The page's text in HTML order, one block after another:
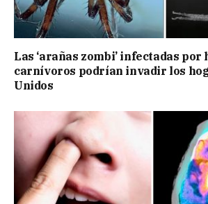
Las ‘arañas zombi’ infectadas por
carnívoros podrían invadir los
Unidos